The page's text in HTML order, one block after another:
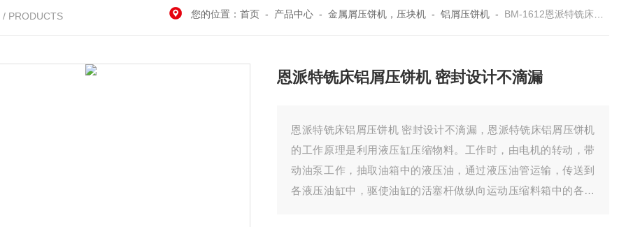
/ PRODUCTS 您的位置：首页 - 产品中心 -金属屑压饼机，压块机 -铝屑压饼机 - BM-1612恩派特铣床铝屑压饼机 密封设计不滴漏
恩派特铣床铝屑压饼机 密封设计不滴漏
恩派特铣床铝屑压饼机 密封设计不滴漏，恩派特铣床铝屑压饼机
的工作原理是利用液压缸压缩物料。工作时，由电机的转动，带
动油泵工作，抽取油箱中的液压油，通过液压油管运输，传送到
各液压油缸中，驱使油缸的活塞杆做纵向运动压缩料箱中的各种